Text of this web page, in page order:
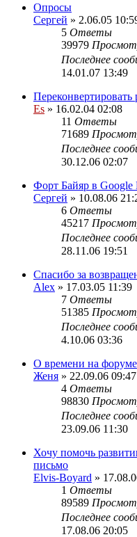
Опросы
Сергей » 2.06.05
5 Ответы
39979
Последнее
14.01.07 13:49
Переконвертировать
Es » 16.02.04 02:08
11 Ответы
71689
Последнее
30.12.06 02:07
Форт Байяр в Google
Сергей » 10.08.06
6 Ответы
45217
Последнее
28.11.06 19:51
Спасибо за
Alex » 17.03.05 11:39
7 Ответы
51385
Последнее
4.10.06 03:36
О времени на форуме
Женя » 22.09.06 09:47
4 Ответы
98830
Последнее
23.09.06 11:30
Хочу помочь
письмо
Elvis-Boyard »
1 Ответы
89589
Последнее
17.08.06 20:05